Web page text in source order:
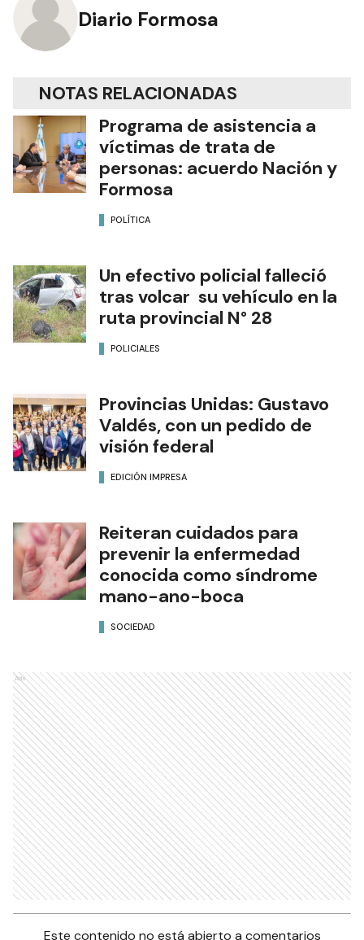
Diario Formosa
NOTAS RELACIONADAS
Programa de asistencia a
víctimas de trata de
personas: acuerdo Nación y
Formosa
POLÍTICA
Un efectivo policial falleció
tras volcar su vehículo en la
ruta provincial N° 28
POLICIALES
Provincias Unidas: Gustavo
Valdés, con un pedido de
visión federal
EDICIÓN IMPRESA
Reiteran cuidados para
prevenir la enfermedad
conocida como síndrome
mano-ano-boca
SOCIEDAD
Ads
Este contenido no está abierto a comentarios